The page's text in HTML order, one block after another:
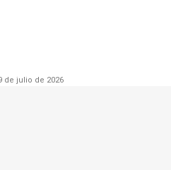
julio de 2026